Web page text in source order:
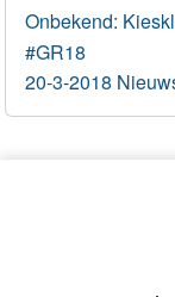
Onbekend:
#GR18
20-3-2018